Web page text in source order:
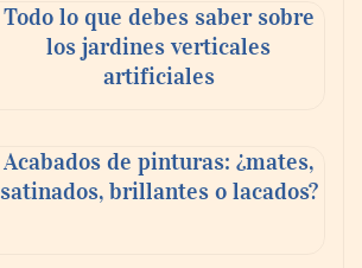
Todo lo que debes saber sobre
los jardines verticales
artificiales
Acabados de pinturas: ¿mates,
satinados, brillantes o lacados?